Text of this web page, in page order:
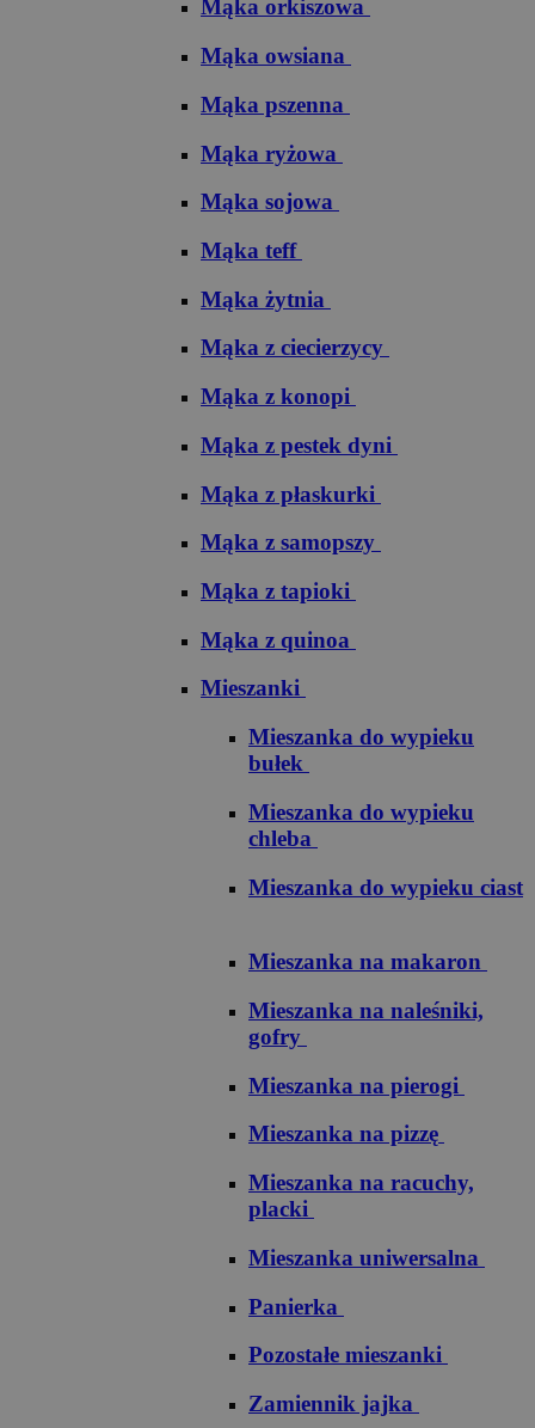
Mąka orkiszowa
Mąka owsiana
Mąka pszenna
Mąka ryżowa
Mąka sojowa
Mąka teff
Mąka żytnia
Mąka z ciecierzycy
Mąka z konopi
Mąka z pestek dyni
Mąka z płaskurki
Mąka z samopszy
Mąka z tapioki
Mąka z quinoa
Mieszanki
Mieszanka do wypieku
bułek
Mieszanka do wypieku
chleba
Mieszanka do wypieku ciast
Mieszanka na makaron
Mieszanka na naleśniki,
gofry
Mieszanka na pierogi
Mieszanka na pizzę
Mieszanka na racuchy,
placki
Mieszanka uniwersalna
Panierka
Pozostałe mieszanki
Zamiennik jajka